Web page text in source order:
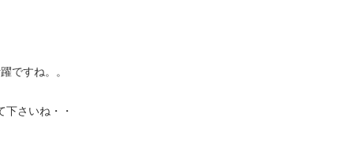
ですね。。
さいね・・